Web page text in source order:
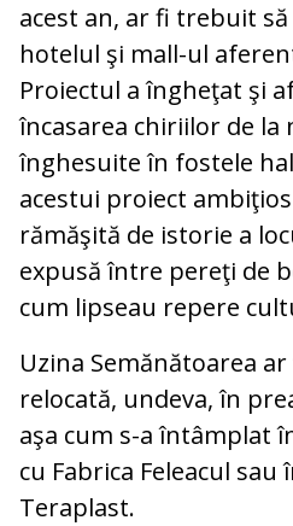
acest an, ar fi trebuit
hotelul şi mall-ul
Proiectul a îngheţat şi
încasarea chiriilor de
înghesuite în fostele
acestui proiect
rămăşită de istorie a
expusă între pereţi de
cum lipseau repere
Uzina Semănătoarea
relocată, undeva, în
aşa cum s-a întâmplat
cu Fabrica Feleacul sau
Teraplast.